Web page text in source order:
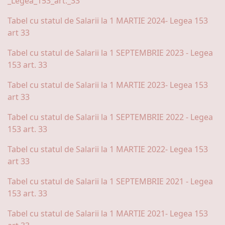
Tabel cu statul de Salarii la 1 MARTIE 2024- Legea 153
art 33
Tabel cu statul de Salarii la 1 SEPTEMBRIE 2023 - Legea
153 art. 33
Tabel cu statul de Salarii la 1 MARTIE 2023- Legea 153
art 33
Tabel cu statul de Salarii la 1 SEPTEMBRIE 2022 - Legea
153 art. 33
Tabel cu statul de Salarii la 1 MARTIE 2022- Legea 153
art 33
Tabel cu statul de Salarii la 1 SEPTEMBRIE 2021 - Legea
153 art. 33
Tabel cu statul de Salarii la 1 MARTIE 2021- Legea 153